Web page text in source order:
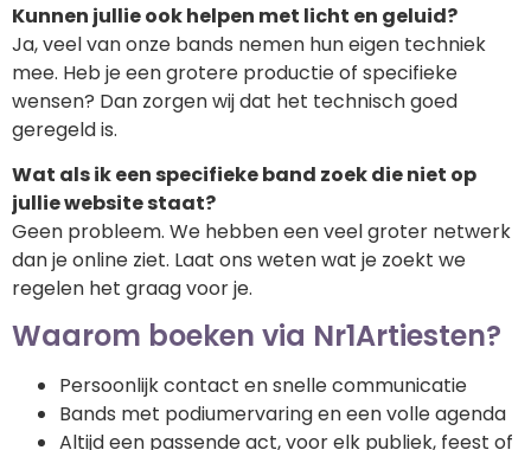
Kunnen jullie ook helpen met licht en geluid?
Ja, veel van onze bands nemen hun eigen techniek
mee. Heb je een grotere productie of specifieke
wensen? Dan zorgen wij dat het technisch goed
geregeld is.
Wat als ik een specifieke band zoek die niet op
jullie website staat?
Geen probleem. We hebben een veel groter netwerk
dan je online ziet. Laat ons weten wat je zoekt we
regelen het graag voor je.
Waarom boeken via Nr1Artiesten?
Persoonlijk contact en snelle communicatie
Bands met podiumervaring en een volle agenda
Altijd een passende act, voor elk publiek, feest of